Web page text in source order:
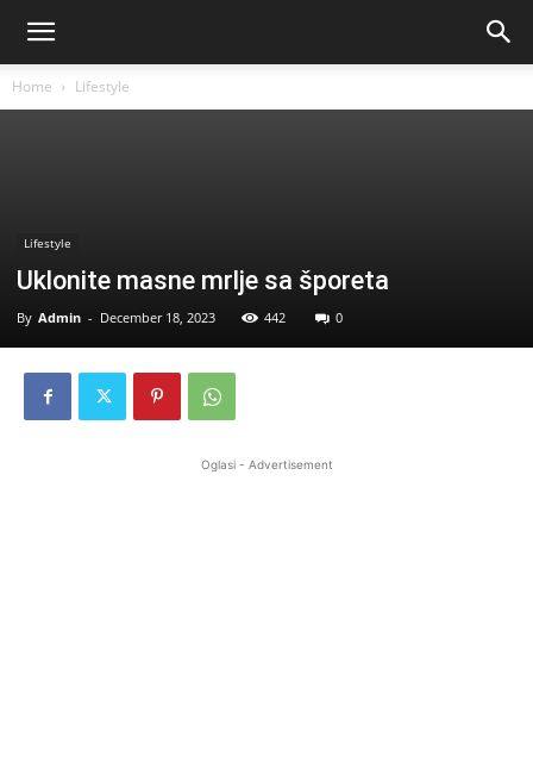
Home Lifestyle
Lifestyle
Uklonite masne mrlje sa šporeta
By Admin - December 18, 2023 442 0
Oglasi - Advertisement